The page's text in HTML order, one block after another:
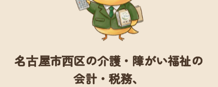
名古屋市西区の介護・障がい福祉の
会計・税務、